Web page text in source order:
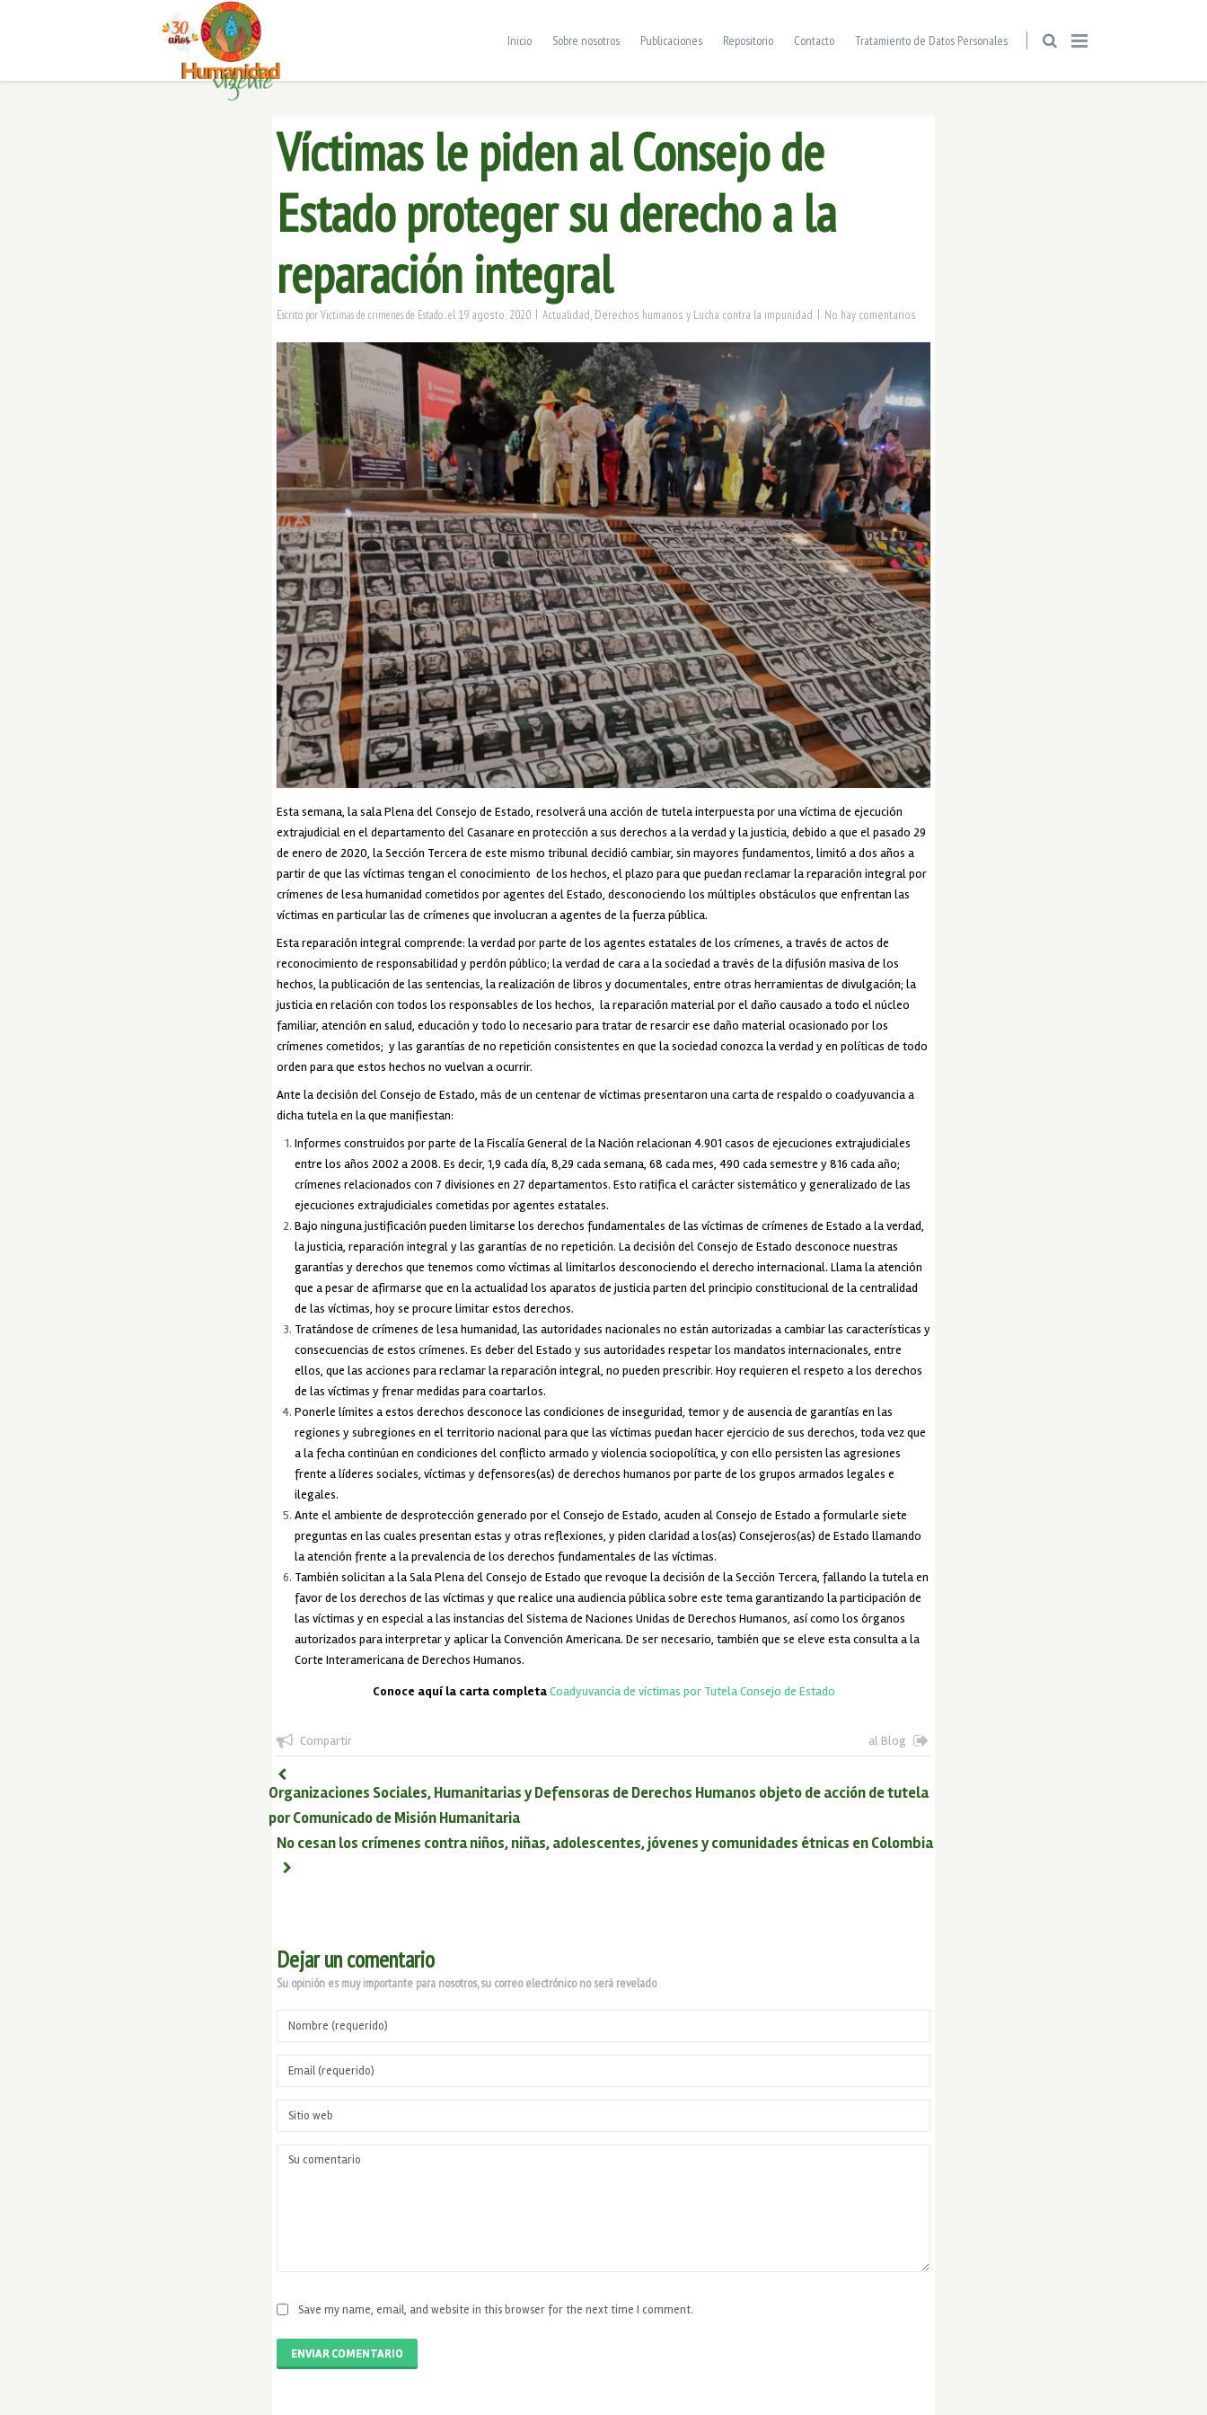
Inicio Sobre nosotros Publicaciones Repositorio Contacto Tratamiento de Datos Personales
Víctimas le piden al Consejo de
Estado proteger su derecho a la
reparación integral
Escrito porVictimas de crimenes de Estado .el 19 agosto, 2020 | Actualidad, Derechos humanos y Lucha contra la impunidad | No hay comentarios
Esta semana, la sala Plena del Consejo de Estado, resolverá una acción de tutela interpuesta por una víctima de ejecución
extrajudicial en el departamento del Casanare en protección a sus derechos a la verdad y la justicia, debido a que el pasado 29
de enero de 2020, la Sección Tercera de este mismo tribunal decidió cambiar, sin mayores fundamentos, limitó a dos años a
partir de que las víctimas tengan el conocimiento de los hechos, el plazo para que puedan reclamar la reparación integral por
crímenes de lesa humanidad cometidos por agentes del Estado, desconociendo los múltiples obstáculos que enfrentan las
víctimas en particular las de crímenes que involucran a agentes de la fuerza pública.
Esta reparación integral comprende: la verdad por parte de los agentes estatales de los crímenes, a través de actos de
reconocimiento de responsabilidad y perdón público; la verdad de cara a la sociedad a través de la difusión masiva de los
hechos, la publicación de las sentencias, la realización de libros y documentales, entre otras herramientas de divulgación; la
justicia en relación con todos los responsables de los hechos, la reparación material por el daño causado a todo el núcleo
familiar, atención en salud, educación y todo lo necesario para tratar de resarcir ese daño material ocasionado por los
crímenes cometidos; y las garantías de no repetición consistentes en que la sociedad conozca la verdad y en políticas de todo
orden para que estos hechos no vuelvan a ocurrir.
Ante la decisión del Consejo de Estado, más de un centenar de víctimas presentaron una carta de respaldo o coadyuvancia a
dicha tutela en la que manifiestan:
Informes construidos por parte de la Fiscalía General de la Nación relacionan 4.901 casos de ejecuciones extrajudiciales
entre los años 2002 a 2008. Es decir, 1,9 cada día, 8,29 cada semana, 68 cada mes, 490 cada semestre y 816 cada año;
crímenes relacionados con 7 divisiones en 27 departamentos. Esto ratifica el carácter sistemático y generalizado de las
ejecuciones extrajudiciales cometidas por agentes estatales.
Bajo ninguna justificación pueden limitarse los derechos fundamentales de las víctimas de crímenes de Estado a la verdad,
la justicia, reparación integral y las garantías de no repetición. La decisión del Consejo de Estado desconoce nuestras
garantías y derechos que tenemos como víctimas al limitarlos desconociendo el derecho internacional. Llama la atención
que a pesar de afirmarse que en la actualidad los aparatos de justicia parten del principio constitucional de la centralidad
de las víctimas, hoy se procure limitar estos derechos.
Tratándose de crímenes de lesa humanidad, las autoridades nacionales no están autorizadas a cambiar las características y
consecuencias de estos crímenes. Es deber del Estado y sus autoridades respetar los mandatos internacionales, entre
ellos, que las acciones para reclamar la reparación integral, no pueden prescribir. Hoy requieren el respeto a los derechos
de las víctimas y frenar medidas para coartarlos.
Ponerle límites a estos derechos desconoce las condiciones de inseguridad, temor y de ausencia de garantías en las
regiones y subregiones en el territorio nacional para que las víctimas puedan hacer ejercicio de sus derechos, toda vez que
a la fecha continúan en condiciones del conflicto armado y violencia sociopolítica, y con ello persisten las agresiones
frente a líderes sociales, víctimas y defensores(as) de derechos humanos por parte de los grupos armados legales e
ilegales.
Ante el ambiente de desprotección generado por el Consejo de Estado, acuden al Consejo de Estado a formularle siete
preguntas en las cuales presentan estas y otras reflexiones, y piden claridad a los(as) Consejeros(as) de Estado llamando
la atención frente a la prevalencia de los derechos fundamentales de las víctimas.
También solicitan a la Sala Plena del Consejo de Estado que revoque la decisión de la Sección Tercera, fallando la tutela en
favor de los derechos de las víctimas y que realice una audiencia pública sobre este tema garantizando la participación de
las víctimas y en especial a las instancias del Sistema de Naciones Unidas de Derechos Humanos, así como los órganos
autorizados para interpretar y aplicar la Convención Americana. De ser necesario, también que se eleve esta consulta a la
Corte Interamericana de Derechos Humanos.
Conoce aquí la carta completa Coadyuvancia de víctimas por Tutela Consejo de Estado
Compartir al Blog
Organizaciones Sociales, Humanitarias y Defensoras de Derechos Humanos objeto de acción de tutela
por Comunicado de Misión Humanitaria
No cesan los crímenes contra niños, niñas, adolescentes, jóvenes y comunidades étnicas en Colombia
Dejar un comentario
Su opinión es muy importante para nosotros, su correo electrónico no será revelado
Save my name, email, and website in this browser for the next time I comment.
ENVIAR COMENTARIO